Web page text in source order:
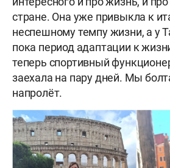
стране. Она уже привыкла к
неспешному темпу жизни, а у
пока период адаптации к
теперь спортивный
заехала на пару дней. Мы
напролёт.